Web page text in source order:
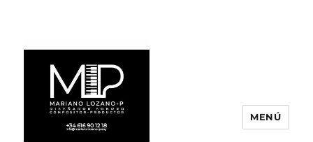
MENÚ